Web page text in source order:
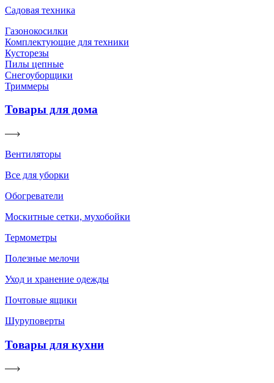
Садовая техника
Газонокосилки
Комплектующие для техники
Кусторезы
Пилы цепные
Снегоуборщики
Триммеры
Товары для дома
Вентиляторы
Все для уборки
Обогреватели
Москитные сетки, мухобойки
Термометры
Полезные мелочи
Уход и хранение одежды
Почтовые ящики
Шуруповерты
Товары для кухни